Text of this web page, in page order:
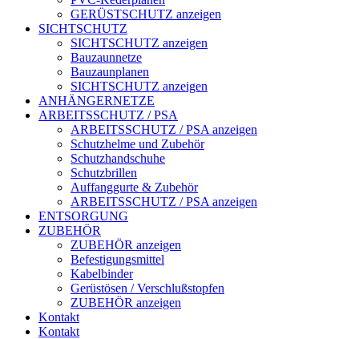
GERÜSTSCHUTZ anzeigen
SICHTSCHUTZ
SICHTSCHUTZ anzeigen
Bauzaunnetze
Bauzaunplanen
SICHTSCHUTZ anzeigen
ANHÄNGERNETZE
ARBEITSSCHUTZ / PSA
ARBEITSSCHUTZ / PSA anzeigen
Schutzhelme und Zubehör
Schutzhandschuhe
Schutzbrillen
Auffanggurte & Zubehör
ARBEITSSCHUTZ / PSA anzeigen
ENTSORGUNG
ZUBEHÖR
ZUBEHÖR anzeigen
Befestigungsmittel
Kabelbinder
Gerüstösen / Verschlußstopfen
ZUBEHÖR anzeigen
Kontakt
Kontakt